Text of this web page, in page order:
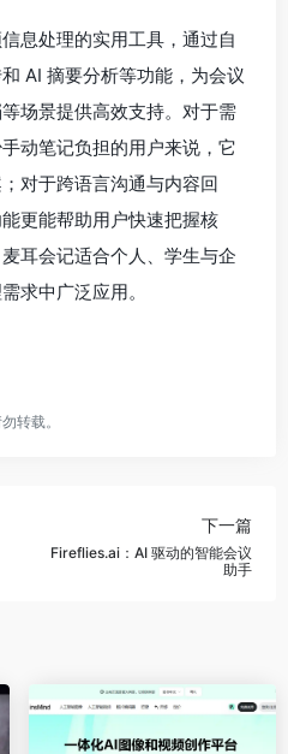
息处理的实用工具，通过自
AI 摘要分析等功能，为会议
场景提供高效支持。对于需
动笔记负担的用户来说，它
对于跨语言沟通与内容回
更能帮助用户快速把握核
耳会记适合个人、学生与企
求中广泛应用。
转载。
下一篇
Fireflies.ai：AI 驱动的智能会议
助手